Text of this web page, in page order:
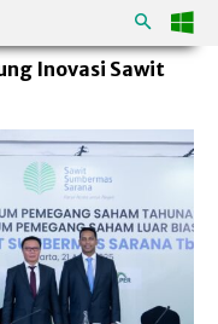
Inovasi Sawit